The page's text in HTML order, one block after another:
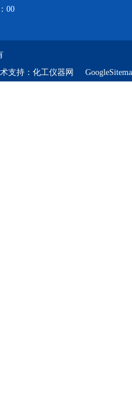
00
支持： 化工仪器网